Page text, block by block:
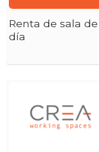
Renta de sala
día